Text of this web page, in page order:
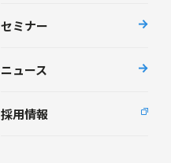
セミナー
ニュース
採用情報